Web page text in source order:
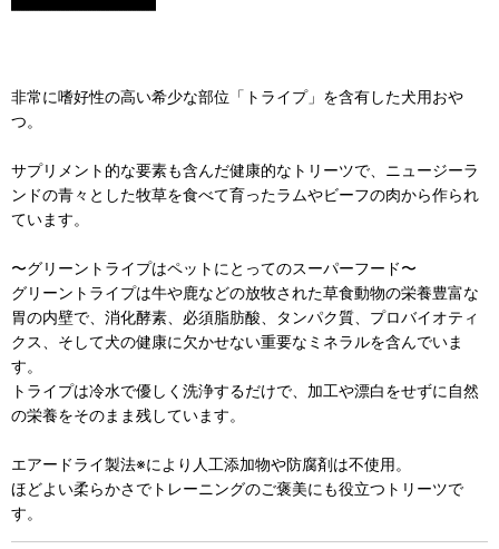
非常に嗜好性の高い希少な部位「トライプ」を含有した犬用おや
つ。
サプリメント的な要素も含んだ健康的なトリーツで、ニュージーラ
ンドの青々とした牧草を食べて育ったラムやビーフの肉から作られ
ています。
〜グリーントライプはペットにとってのスーパーフード〜
グリーントライプは牛や鹿などの放牧された草食動物の栄養豊富な
胃の内壁で、消化酵素、必須脂肪酸、タンパク質、プロバイオティ
クス、そして犬の健康に欠かせない重要なミネラルを含んでいま
す。
トライプは冷水で優しく洗浄するだけで、加工や漂白をせずに自然
の栄養をそのまま残しています。
エアードライ製法※により人工添加物や防腐剤は不使用。
ほどよい柔らかさでトレーニングのご褒美にも役立つトリーツで
す。